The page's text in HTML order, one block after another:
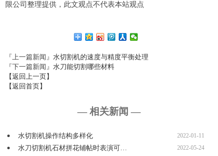
限公司整理提供，此文观点不代表本站观点
『上一篇新闻』水切割机的速度与精度平衡处理
『下一篇新闻』水刀能切割哪些材料
【返回上一页】
【返回首页】
— 相关新闻 —
水切割机操作结构多样化 2022-01-11
水刀切割机石材拼花铺帖时表演可… 2022-05-24